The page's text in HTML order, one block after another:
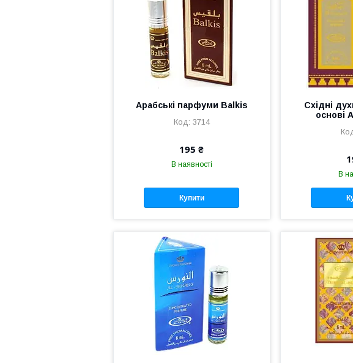
Арабські парфуми Balkis
3714
195 ₴
В наявності
Купити
Східні
основі
В